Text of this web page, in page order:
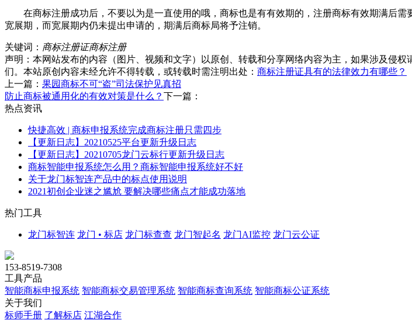
在商标注册成功后，不要以为是一直使用的哦，商标也是有有效期的，注册商标有效期满后需
宽展期，而宽展期内仍未提出申请的，期满后商标局将予注销。
关键词： 商标注册证商标注册
声明：本网站发布的内容（图片、视频和文字）以原创、转载和分享网络内容为主，如果涉及侵
们。本站原创内容未经允许不得转载，或转载时需注明出处： 商标注册证具有的法律效力有哪些？
上一篇： 果园商标不可“盗”司法保护见真招
防止商标被通用化的有效对策是什么？ 下一篇：
热点资讯
快捷高效 | 商标申报系统完成商标注册只需四步
【更新日志】20210525平台更新升级日志
【更新日志】20210705龙门云标行更新升级日志
商标智能申报系统怎么用？商标智能申报系统好不好
关于龙门标智连产品中的标点使用说明
2021初创企业迷之尴尬 要解决哪些痛点才能成功落地
热门工具
龙门标智连 龙门 • 标店 龙门标查查 龙门智起名 龙门AI监控 龙门云公证
153-8519-7308
工具产品
智能商标申报系统 智能商标交易管理系统 智能商标查询系统 智能商标公证系统
关于我们
标师手册 了解标店 江湖合作